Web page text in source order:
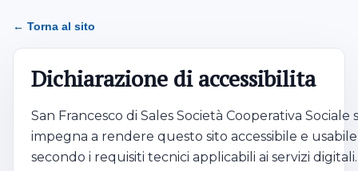
← Torna al sito
Dichiarazione di accessibilita
San Francesco di Sales Società Cooperativa Sociale
impegna a rendere questo sito accessibile e usabile
secondo i requisiti tecnici applicabili ai servizi digitali.